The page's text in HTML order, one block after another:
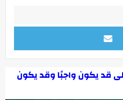
قد يكون واجبًا وقد يكون